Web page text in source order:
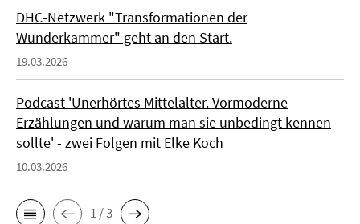
DHC-Netzwerk "Transformationen der
Wunderkammer" geht an den Start.
19.03.2026
Podcast 'Unerhörtes Mittelalter. Vormoderne
Erzählungen und warum man sie unbedingt kennen
sollte' - zwei Folgen mit Elke Koch
10.03.2026
1 / 3